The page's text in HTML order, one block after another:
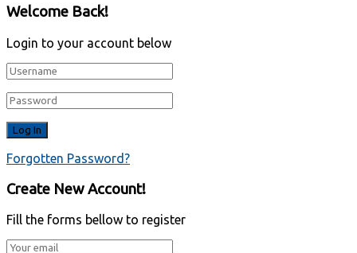
Welcome Back!
Login to your account below
Forgotten Password?
Create New Account!
Fill the forms bellow to register